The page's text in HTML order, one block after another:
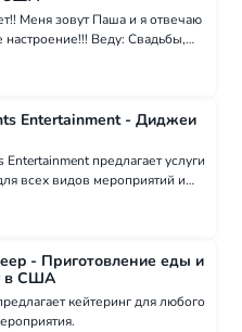
Меня зовут Паша и я отвечаю
настроение!!! Веду: Свадьбы,
которые Вы отмечаете))!
Entertainment - Диджеи
Entertainment предлагает услуги
всех видов мероприятий и
коллекции всемирно
- Приготовление еды и
в США
кейтеринг для любого